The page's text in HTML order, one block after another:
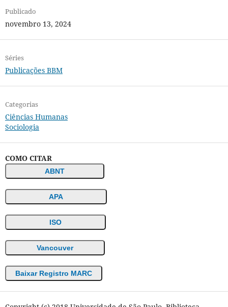
Publicado
novembro 13, 2024
Séries
Publicações BBM
Categorias
Ciências Humanas
Sociologia
COMO CITAR
ABNT
APA
ISO
Vancouver
Baixar Registro MARC